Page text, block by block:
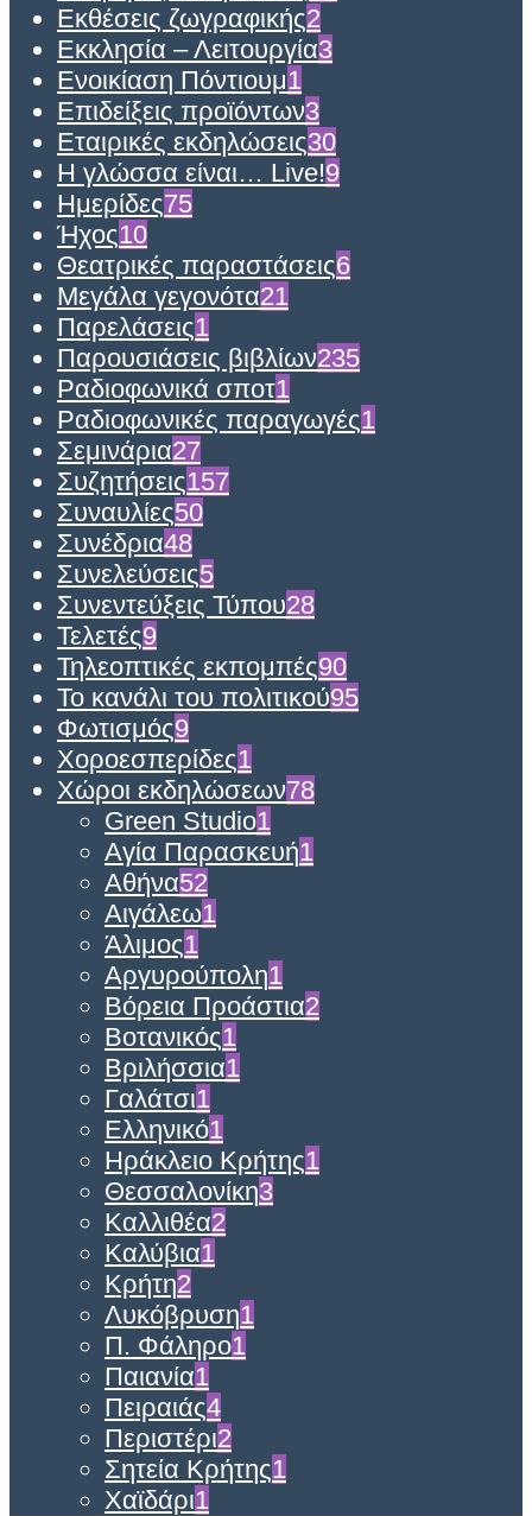
Εκθέσεις ζωγραφικής2
Εκκλησία – Λειτουργία3
Ενοικίαση Πόντιουμ1
Επιδείξεις προϊόντων3
Εταιρικές εκδηλώσεις30
Η γλώσσα είναι… Live!9
Ημερίδες75
Ήχος10
Θεατρικές παραστάσεις6
Μεγάλα γεγονότα21
Παρελάσεις1
Παρουσιάσεις βιβλίων235
Ραδιοφωνικά σποτ1
Ραδιοφωνικές παραγωγές1
Σεμινάρια27
Συζητήσεις157
Συναυλίες50
Συνέδρια48
Συνελεύσεις5
Συνεντεύξεις Τύπου28
Τελετές9
Τηλεοπτικές εκπομπές90
Το κανάλι του πολιτικού95
Φωτισμός9
Χοροεσπερίδες1
Χώροι εκδηλώσεων78
Green Studio1
Αγία Παρασκευή1
Αθήνα52
Αιγάλεω1
Άλιμος1
Αργυρούπολη1
Βόρεια Προάστια2
Βοτανικός1
Βριλήσσια1
Γαλάτσι1
Ελληνικό1
Ηράκλειο Κρήτης1
Θεσσαλονίκη3
Καλλιθέα2
Καλύβια1
Κρήτη2
Λυκόβρυση1
Π. Φάληρο1
Παιανία1
Πειραιάς4
Περιστέρι2
Σητεία Κρήτης1
Χαϊδάρι1